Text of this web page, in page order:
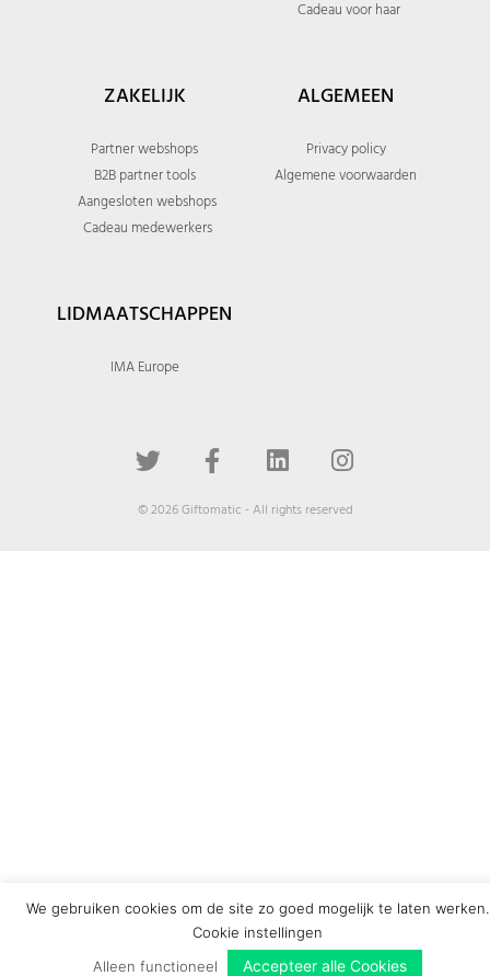
Cadeau voor haar
ZAKELIJK
Partner webshops
B2B partner tools
Aangesloten webshops
Cadeau medewerkers
ALGEMEEN
Privacy policy
Algemene voorwaarden
LIDMAATSCHAPPEN
IMA Europe
© 2026 Giftomatic - All rights reserved
We gebruiken cookies om de site zo goed mogelijk te laten werken.
Cookie instellingen
Alleen functioneel
Accepteer alle Cookies